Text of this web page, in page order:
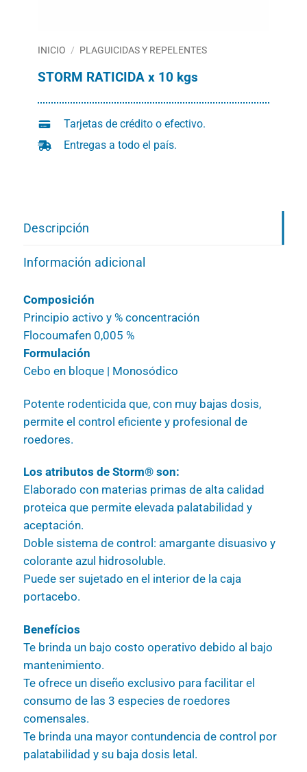
INICIO / PLAGUICIDAS Y REPELENTES
STORM RATICIDA x 10 kgs
Tarjetas de crédito o efectivo.
Entregas a todo el país.
Descripción
Información adicional
Composición
Principio activo y % concentración
Flocoumafen 0,005 %
Formulación
Cebo en bloque | Monosódico
Potente rodenticida que, con muy bajas dosis,
permite el control eficiente y profesional de
roedores.
Los atributos de Storm® son:
Elaborado con materias primas de alta calidad
proteica que permite elevada palatabilidad y
aceptación.
Doble sistema de control: amargante disuasivo y
colorante azul hidrosoluble.
Puede ser sujetado en el interior de la caja
portacebo.
Benefícios
Te brinda un bajo costo operativo debido al bajo
mantenimiento.
Te ofrece un diseño exclusivo para facilitar el
consumo de las 3 especies de roedores
comensales.
Te brinda una mayor contundencia de control por
palatabilidad y su baja dosis letal.